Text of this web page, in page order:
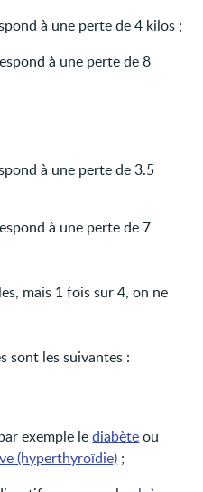
à une perte de 4 kilos ;
à une perte de 8
à une perte de 3.5
à une perte de 7
mais 1 fois sur 4, on ne
sont les suivantes :
exemple lediabèteou
(hyperthyroïdie) ;